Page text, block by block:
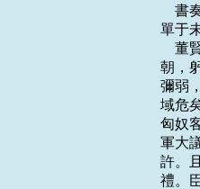
單于
朝，
彌弱
域危
匈奴
軍大
許。
禮。